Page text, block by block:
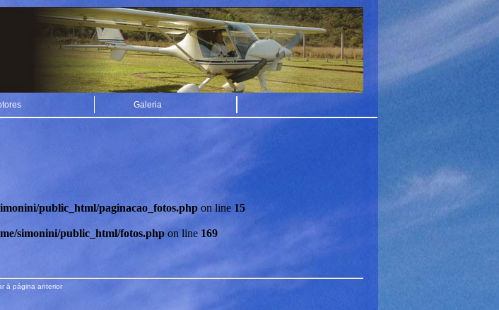
Galeria
public_html/paginacao_fotos.phpon line 15
simonini/public_html/fotos.php on line 169
à página anterior